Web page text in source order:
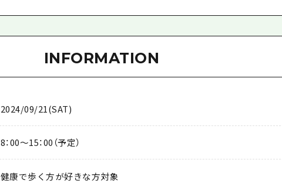
INFORMATION
2024/09/21(SAT)
8：00～15：00（予定）
健康で歩く方が好きな方対象